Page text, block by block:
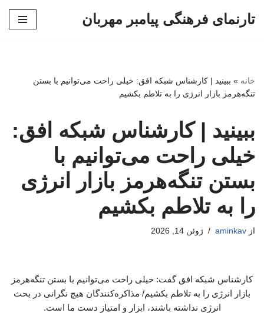
تارنمای فرهنگی پیامبر مهربان
خانه » ببینید | کارشناس شبکه افق: خیلی راحت می‌توانیم با بستن
تنگه‌هرمز بازار انرژی را به تلاطم بکشیم
ببینید | کارشناس شبکه افق:
خیلی راحت می‌توانیم با
بستن تنگه‌هرمز بازار انرژی
را به تلاطم بکشیم
از aminkav ژوئن 14, 2026
کارشناس شبکه افق گفت: خیلی راحت می‌توانیم با بستن تنگه‌هرمز
بازار انرژی را به تلاطم بکشیم/ مذاکره‌کنندگان هیچ‌ نگرانی در بحث
انرژی نداشته باشند، ابزار و امتیاز دست ما است.